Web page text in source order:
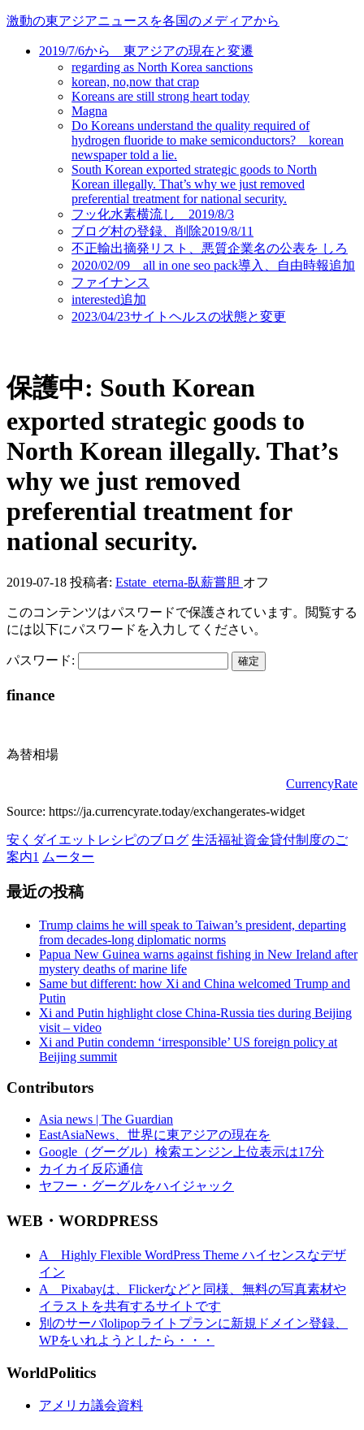
コ
激動の東アジアニュースを各国のメディアから
2019/7/6から 東アジアの現在と変遷
regarding as North Korea sanctions
korean, no,now that crap
Koreans are still strong heart today
Magna
Do Koreans understand the quality required of
hydrogen fluoride to make semiconductors? korean
newspaper told a lie.
South Korean exported strategic goods to North
Korean illegally. That’s why we just removed
preferential treatment for national security.
フッ化水素横流し 2019/8/3
ブログ村の登録、削除2019/8/11
不正輸出摘発リスト、悪質企業名の公表を しろ
2020/02/09 all in one seo pack導入、自由時報追加
ファイナンス
interested追加
2023/04/23サイトヘルスの状態と変更
保護中: South Korean
exported strategic goods to
North Korean illegally. That’s
why we just removed
preferential treatment for
national security.
2019-07-18 投稿者: Estate_eterna-臥薪嘗胆 オフ
このコンテンツはパスワードで保護されています。閲覧する
には以下にパスワードを入力してください。
パスワード:
finance
為替相場
CurrencyRate
Source: https://ja.currencyrate.today/exchangerates-widget
安くダイエットレシピのブログ 生活福祉資金貸付制度のご
案内1 ムーター
最近の投稿
Trump claims he will speak to Taiwan’s president, departing
from decades-long diplomatic norms
Papua New Guinea warns against fishing in New Ireland after
mystery deaths of marine life
Same but different: how Xi and China welcomed Trump and
Putin
Xi and Putin highlight close China-Russia ties during Beijing
visit – video
Xi and Putin condemn ‘irresponsible’ US foreign policy at
Beijing summit
Contributors
Asia news | The Guardian
EastAsiaNews、世界に東アジアの現在を
Google（グーグル）検索エンジン上位表示は17分
カイカイ反応通信
ヤフー・グーグルをハイジャック
WEB・WORDPRESS
A Highly Flexible WordPress Theme ハイセンスなデザ
イン
A Pixabayは、Flickerなどと同様、無料の写真素材や
イラストを共有するサイトです
別のサーバlolipopライトプランに新規ドメイン登録、
WPをいれようとしたら・・・
WorldPolitics
アメリカ議会資料